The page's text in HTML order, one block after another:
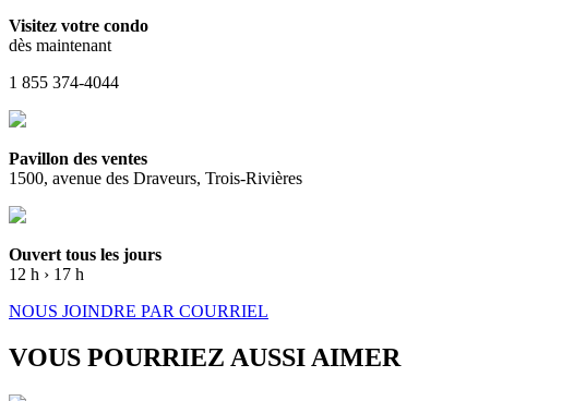
Visitez votre condo
dès maintenant
1 855 374-4044
Pavillon des ventes
1500, avenue des Draveurs, Trois-Rivières
Ouvert tous les jours
12 h › 17 h
NOUS JOINDRE PAR COURRIEL
VOUS POURRIEZ AUSSI AIMER